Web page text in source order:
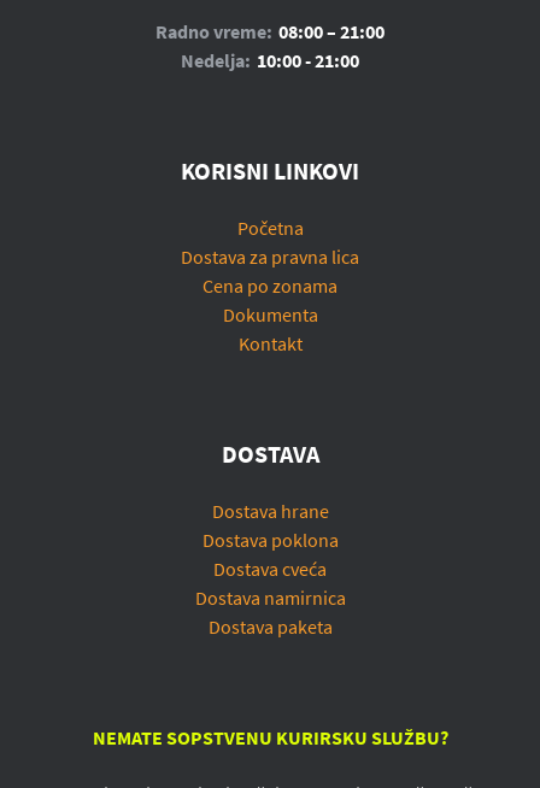
Radno vreme: 08:00 – 21:00
Nedelja: 10:00 - 21:00
KORISNI LINKOVI
Početna
Dostava za pravna lica
Cena po zonama
Dokumenta
Kontakt
DOSTAVA
Dostava hrane
Dostava poklona
Dostava cveća
Dostava namirnica
Dostava paketa
NEMATE SOPSTVENU KURIRSKU SLUŽBU?